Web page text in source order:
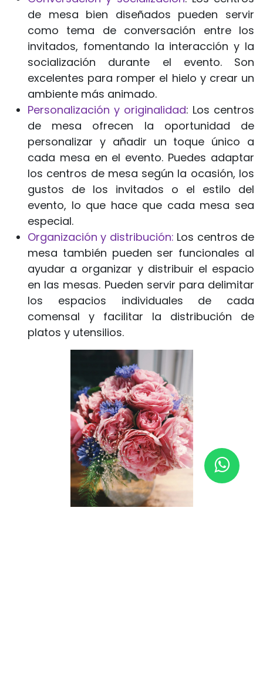
de mesa bien diseñados pueden servir
como tema de conversación entre los
invitados, fomentando la interacción y la
socialización durante el evento. Son
excelentes para romper el hielo y crear un
ambiente más animado.
Personalización y originalidad: Los centros
de mesa ofrecen la oportunidad de
personalizar y añadir un toque único a
cada mesa en el evento. Puedes adaptar
los centros de mesa según la ocasión, los
gustos de los invitados o el estilo del
evento, lo que hace que cada mesa sea
especial.
Organización y distribución: Los centros de
mesa también pueden ser funcionales al
ayudar a organizar y distribuir el espacio
en las mesas. Pueden servir para delimitar
los espacios individuales de cada
comensal y facilitar la distribución de
platos y utensilios.